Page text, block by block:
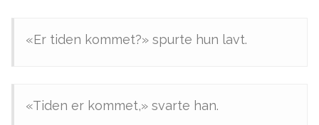
«Er tiden kommet?» spurte hun lavt.
«Tiden er kommet,» svarte han.